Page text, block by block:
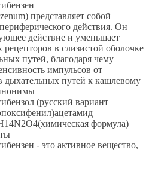
представляет собой
действия. Он
действие и уменьшает
в слизистой оболочке
путей, благодаря чему
импульсов от
дыхательных путей к кашлевому
(русский вариант
формула)
- это активное вещество,